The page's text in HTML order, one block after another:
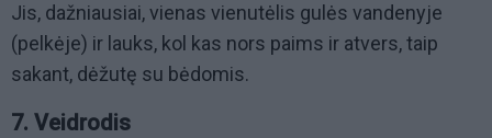
Jis, dažniausiai, vienas vienutėlis gulės vandenyje
(pelkėje) ir lauks, kol kas nors paims ir atvers, taip
sakant, dėžutę su bėdomis.
7. Veidrodis